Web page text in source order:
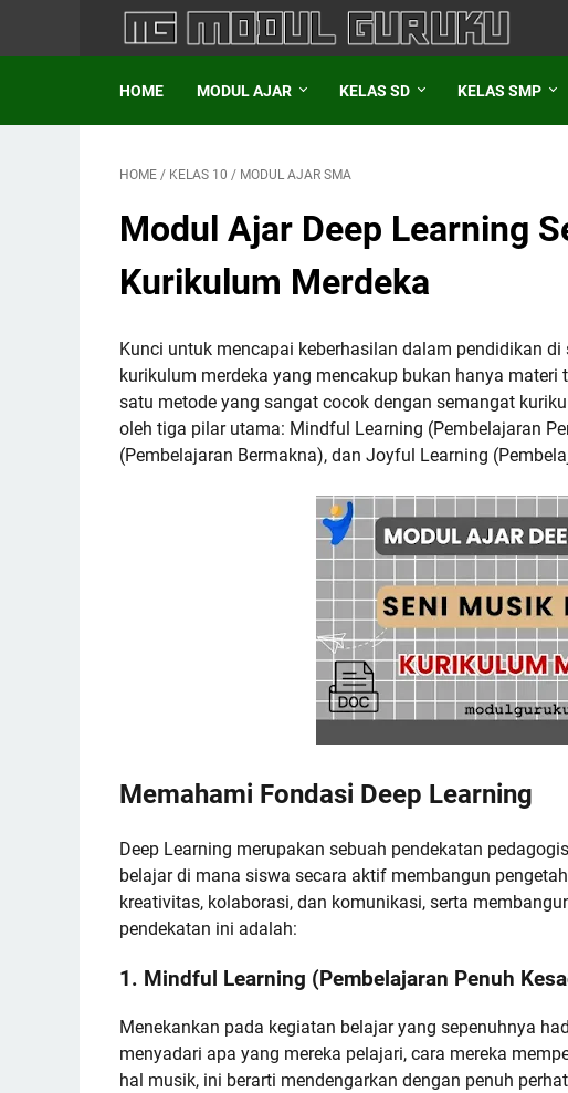
HOME MODUL AJAR KELAS SD KELAS SMP
HOME / KELAS 10 / MODUL AJAR SMA
Modul Ajar Deep Learning
Kurikulum Merdeka
Kunci untuk mencapai keberhasilan dalam pendidikan
kurikulum merdeka yang mencakup bukan hanya
satu metode yang sangat cocok dengan semangat
oleh tiga pilar utama: Mindful Learning (Pembelajaran
(Pembelajaran Bermakna), dan Joyful Learning
Memahami Fondasi Deep Learning
Deep Learning merupakan sebuah pendekatan
belajar di mana siswa secara aktif membangun
kreativitas, kolaborasi, dan komunikasi, serta
pendekatan ini adalah:
1. Mindful Learning (Pembelajaran Penuh
Menekankan pada kegiatan belajar yang sepenuhnya
menyadari apa yang mereka pelajari, cara mereka
hal musik, ini berarti mendengarkan dengan penuh